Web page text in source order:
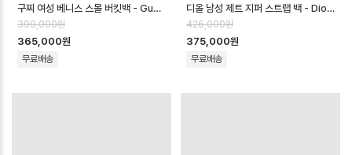
구찌 여성 베니스 스몰 버킷백 - Gucci Womens Venice Small Bucke…
399,000원
365,000원
무료배송
디올 남성 제트 지퍼 스트랩 백 - Dior Mens Jet Zipper Strap Bag…
426,000원
375,000원
무료배송